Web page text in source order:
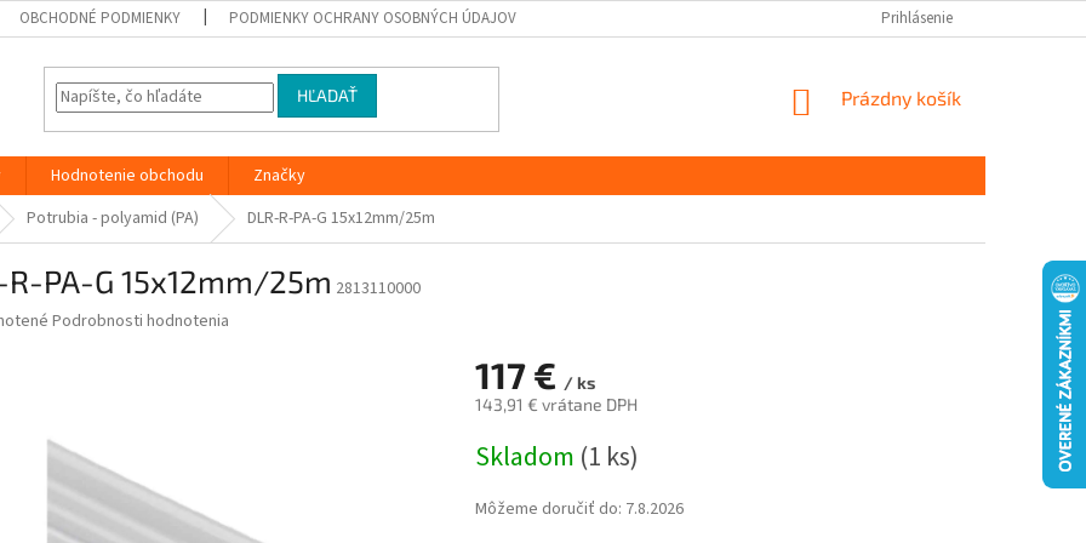
OBCHODNÉ PODMIENKY PODMIENKY OCHRANY OSOBNÝCH ÚDAJOV Prihlásenie
HĽADAŤ
NÁKUPNÝ
Prázdny košík
Hodnotenie obchodu
Značky
Potrubia - polyamid (PA) DLR-R-PA-G 15x12mm/25m
R-PA-G 15x12mm/25m 2813110000
Podrobnosti hodnotenia
117 € / ks
143,91 € vrátane DPH
cena:
Skladom (1 ks)
Môžeme doručiť do: 7.8.2026